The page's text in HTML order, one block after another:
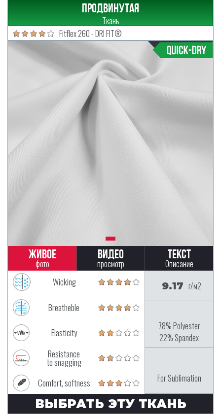
Продвинутая
Ткань
Fitflex 260 - DRI FIT®
Живое
фото
Видео
просмотр
Текст
Описание
Wicking
Breatheble
Elasticity
Resistance
to snagging
Comfort, softness
9.17 г/м2
78% Polyester
22% Spandex
For Sublimation
ВЫБРАТЬ ЭТУ ТКАНЬ